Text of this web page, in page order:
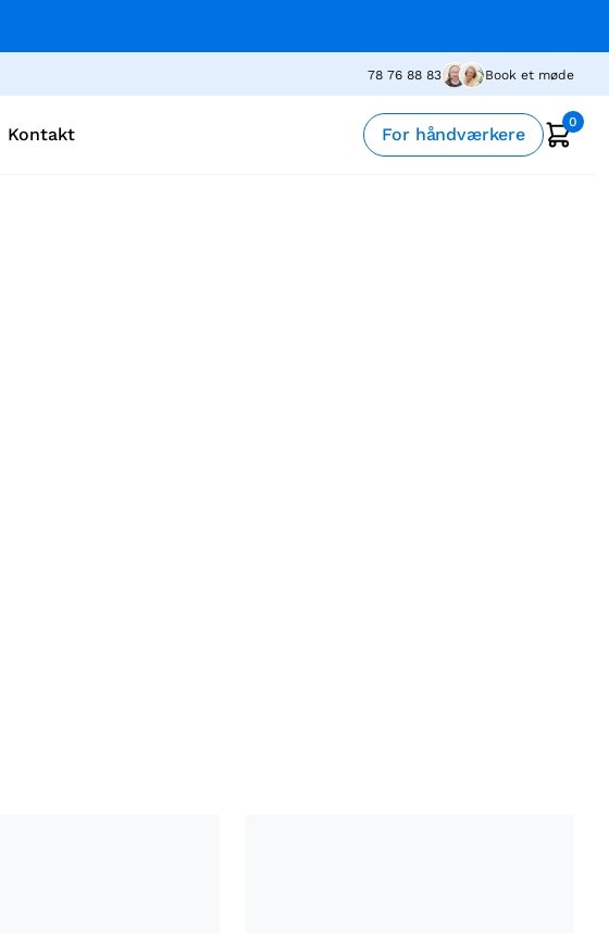
78 76 88 83 Book et møde
Kontakt For håndværkere
0